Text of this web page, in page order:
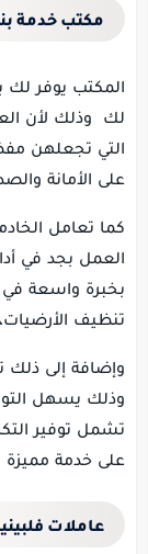
مكتب خدمة
المكتب يوفر لك
لك وذلك لأن
التي تجعلهن
على الأمانة
كما تعامل
العمل بجد في
بخبرة واسعة في
تنظيف
وإضافة إلى ذلك
وذلك يسهل
تشمل توفير
على خدمة مميزة
عاملات